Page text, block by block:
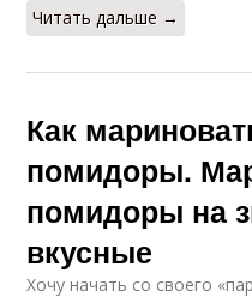
Читать дальше →
Как
помидоры.
помидоры на
вкусные
Хочу начать со своего